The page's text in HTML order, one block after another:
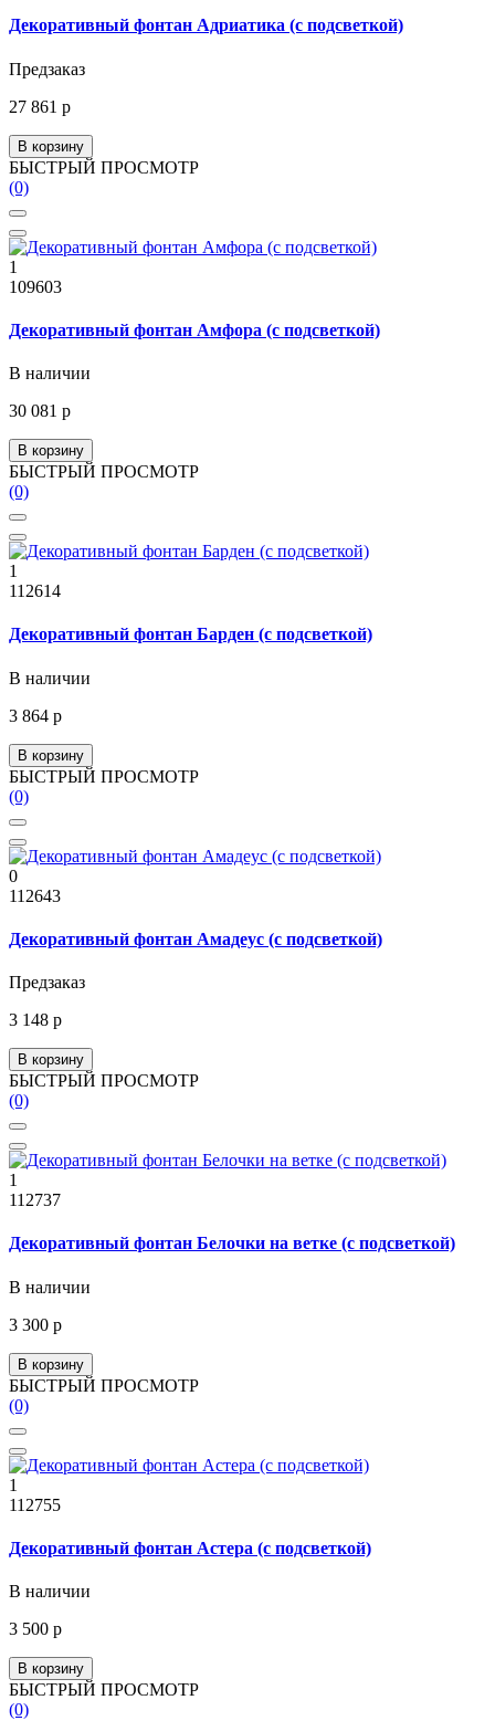
Декоративный фонтан Адриатика (с подсветкой)
Предзаказ
27 861 р
В корзину
БЫСТРЫЙ ПРОСМОТР
(0)
1
109603
Декоративный фонтан Амфора (с подсветкой)
В наличии
30 081 р
В корзину
БЫСТРЫЙ ПРОСМОТР
(0)
1
112614
Декоративный фонтан Барден (с подсветкой)
В наличии
3 864 р
В корзину
БЫСТРЫЙ ПРОСМОТР
(0)
0
112643
Декоративный фонтан Амадеус (с подсветкой)
Предзаказ
3 148 р
В корзину
БЫСТРЫЙ ПРОСМОТР
(0)
1
112737
Декоративный фонтан Белочки на ветке (с подсветкой)
В наличии
3 300 р
В корзину
БЫСТРЫЙ ПРОСМОТР
(0)
1
112755
Декоративный фонтан Астера (с подсветкой)
В наличии
3 500 р
В корзину
БЫСТРЫЙ ПРОСМОТР
(0)